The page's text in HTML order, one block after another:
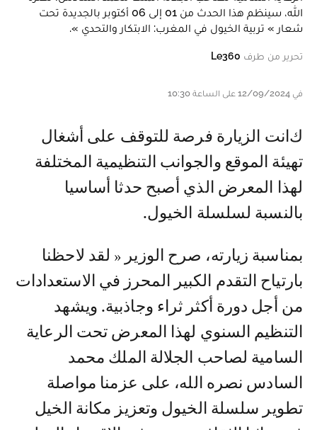
الله، سينظم هذا الحدث من 01 إلى 06 أكتوبر بالجديدة تحت
شعار » تربية الخيول في المغرب: الابتكار والتحدي ».
تحرير من طرف Le360
في 12/09/2024 على الساعة 10:30
كانت الزيارة فرصة للتوقف على أشغال
تهيئة الموقع والجوانب التنظيمية المختلفة
لهذا المعرض الذي أصبح حدثا أساسيا
بالنسبة لسلسلة الخيول.
بمناسبة زيارته، صرح الوزير « لقد لاحظنا
بارتياح التقدم الكبير المحرز في الاستعدادات
من أجل دورة أكثر ثراء وجاذبية. ويشهد
التنظيم السنوي لهذا المعرض تحت الرعاية
السامية لصاحب الجلالة الملك محمد
السادس نصره الله، على عزمنا مواصلة
تطوير سلسلة الخيول وتعزيز مكانة الخيل